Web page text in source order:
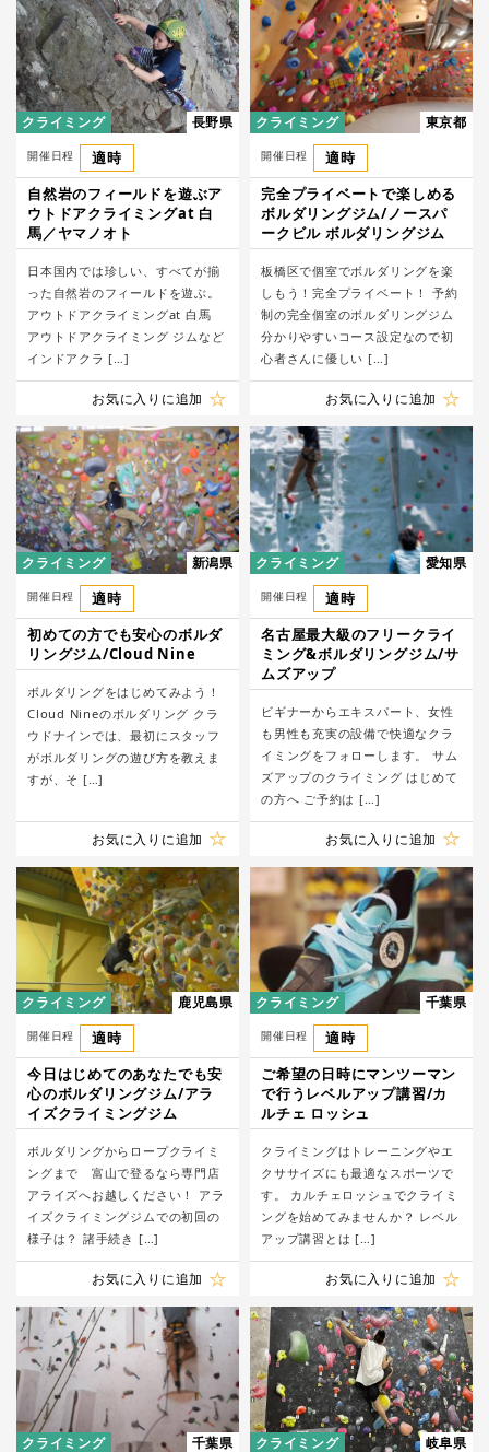
クライミング 長野県
開催日程
適時
自然岩のフィールドを遊ぶア
ウトドアクライミングat 白
馬／ヤマノオト
日本国内では珍しい、すべてが揃
った自然岩のフィールドを遊ぶ。
アウトドアクライミングat 白馬
アウトドアクライミング ジムなど
インドアクラ […]
お気に入りに追加
クライミング 東京都
開催日程
適時
完全プライベートで楽しめる
ボルダリングジム/ノースパ
ークビル ボルダリングジム
板橋区で個室でボルダリングを楽
しもう！完全プライベート！ 予約
制の完全個室のボルダリングジム
分かりやすいコース設定なので初
心者さんに優しい […]
お気に入りに追加
クライミング 新潟県
開催日程
適時
初めての方でも安心のボルダ
リングジム/Cloud Nine
ボルダリングをはじめてみよう！
Cloud Nineのボルダリング クラ
ウドナインでは、最初にスタッフ
がボルダリングの遊び方を教えま
すが、そ […]
お気に入りに追加
クライミング 愛知県
開催日程
適時
名古屋最大級のフリークライ
ミング&ボルダリングジム/サ
ムズアップ
ビギナーからエキスパート、女性
も男性も充実の設備で快適なクラ
イミングをフォローします。 サム
ズアップのクライミング はじめて
の方へ ご予約は […]
お気に入りに追加
クライミング 鹿児島県
開催日程
適時
今日はじめてのあなたでも安
心のボルダリングジム/アラ
イズクライミングジム
ボルダリングからロープクライミ
ングまで 富山で登るなら専門店
アライズへお越しください！ アラ
イズクライミングジムでの初回の
様子は？ 諸手続き […]
お気に入りに追加
クライミング 千葉県
開催日程
適時
ご希望の日時にマンツーマン
で行うレベルアップ講習/カ
ルチェ ロッシュ
クライミングはトレーニングやエ
クササイズにも最適なスポーツで
す。 カルチェロッシュでクライミ
ングを始めてみませんか？ レベル
アップ講習とは […]
お気に入りに追加
クライミング 千葉県 クライミング 岐阜県